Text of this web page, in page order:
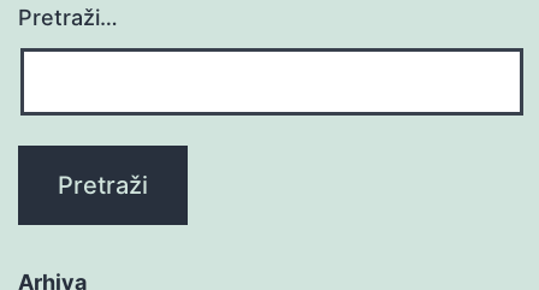
Pretraži…
Arhiva